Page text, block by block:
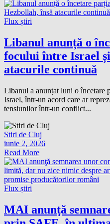
Flux știri
Libanul anunță o
focului între Israel
atacurile continuă
Libanul a anunțat luni o încetare
Israel, într-un acord care ar
tensiunilor într-un conflict...
Stiri de Cluj
iunie 2, 2026
Read More
Flux știri
MAI anunţă